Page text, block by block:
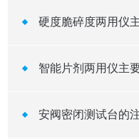
硬度脆碎度两用仪
智能片剂两用仪主
安阀密闭测试台的